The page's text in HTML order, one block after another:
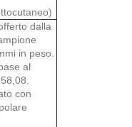
dalla
in peso.
al
con